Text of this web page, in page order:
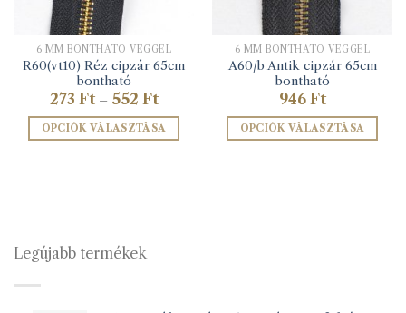
6 MM BONTHATÓ VÉGGEL
R60(vt10) Réz cipzár 65cm
bontható
273 Ft – 552 FtÁrtartomány:
273 Ft
-
552 Ft
OPCIÓK VÁLASZTÁSA
van.
A
6 MM BONTHATÓ VÉGGEL
A60/b Antik cipzár 65cm
bontható
946 Ft
OPCIÓK VÁLASZTÁSA
Legújabb termékek